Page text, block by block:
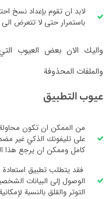
لابد ان تقوم بإعداد نسخ
باستمرار حتى لا تتعرض
واليك الان بعض العيوب
والملفات المحذوفة
عيوب التطبيق
من الممكن ان تكون محاولة
على تليفونك الذكي غير
كامل وممكن ان يرجع هذا
فقد يتطلب تطبيق
الوصول إلى البيانات
التوتر والقلق بالنسبة